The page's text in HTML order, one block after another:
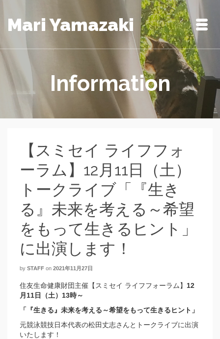
Mari Yamazaki
Information
【スミセイ ライフフォ
ーラム】12月11日（土）
トークライブ「『生き
る』未来を考える～希望
をもって生きるヒント」
に出演します！
by STAFF on 2021年11月27日
住友生命健康財団主催【スミセイ ライフフォーラム】 12
月11日（土）13時～
「『生きる』未来を考える～希望をもって生きるヒント」
元競泳競技日本代表の松田丈志さんとトークライブに出演
いたします！